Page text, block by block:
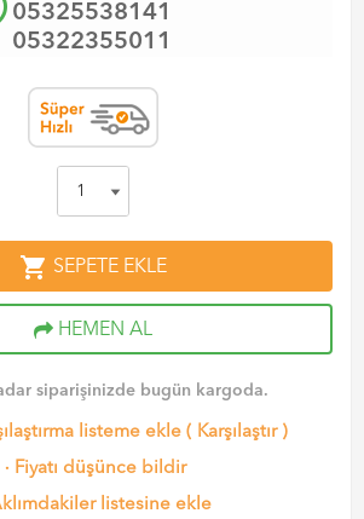
05325538141
05322355011
shopping_cart SEPETE EKLE
HEMEN AL
siparişinizde bugün kargoda.
listeme ekle ( Karşılaştır)
· Fiyatı düşünce bildir
listesine ekle